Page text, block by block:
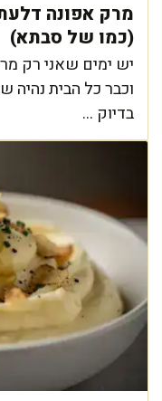
מרק אפונה
(כמו של סבתא)
יש ימים שאני רק
וכבר כל הבית נהיה
בדיוק ...